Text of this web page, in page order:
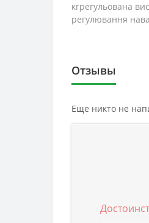
кгрегульована
регулювання
Отзывы
Еще никто не